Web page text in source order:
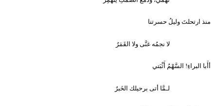
منذ ارتحلتَ وليلُ حسرتنا
لا نجمُه غنَّى ولا القَمَرُ
أأَبا البراءِ! السَّهْمُ أَثْبَتي
لـمَّا أتى برحيلك الخَبرُ